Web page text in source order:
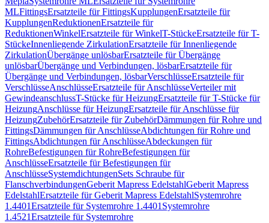
MLFittingsErsatzteile für FittingsKupplungenErsatzteile für
KupplungenReduktionenErsatzteile für
ReduktionenWinkelErsatzteile für WinkelT-StückeErsatzteile für T-
StückeInnenliegende ZirkulationErsatzteile für Innenliegende
ZirkulationÜbergänge unlösbarErsatzteile für Übergänge
unlösbarÜbergänge und Verbindungen, lösbarErsatzteile für
Übergänge und Verbindungen, lösbarVerschlüsseErsatzteile für
VerschlüsseAnschlüsseErsatzteile für AnschlüsseVerteiler mit
GewindeanschlussT-Stücke für HeizungErsatzteile für T-Stücke für
HeizungAnschlüsse für HeizungErsatzteile für Anschlüsse für
HeizungZubehörErsatzteile für ZubehörDämmungen für Rohre und
FittingsDämmungen für AnschlüsseAbdichtungen für Rohre und
FittingsAbdichtungen für AnschlüsseAbdeckungen für
RohreBefestigungen für RohreBefestigungen für
AnschlüsseErsatzteile für Befestigungen für
AnschlüsseSystemdichtungenSets Schraube für
FlanschverbindungenGeberit Mapress EdelstahlGeberit Mapress
EdelstahlErsatzteile für Geberit Mapress EdelstahlSystemrohre
1.4401Ersatzteile für Systemrohre 1.4401 Systemrohre
1.4521Ersatzteile für Systemrohre